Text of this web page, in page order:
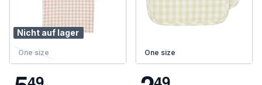
Nicht auf lager
One size One size